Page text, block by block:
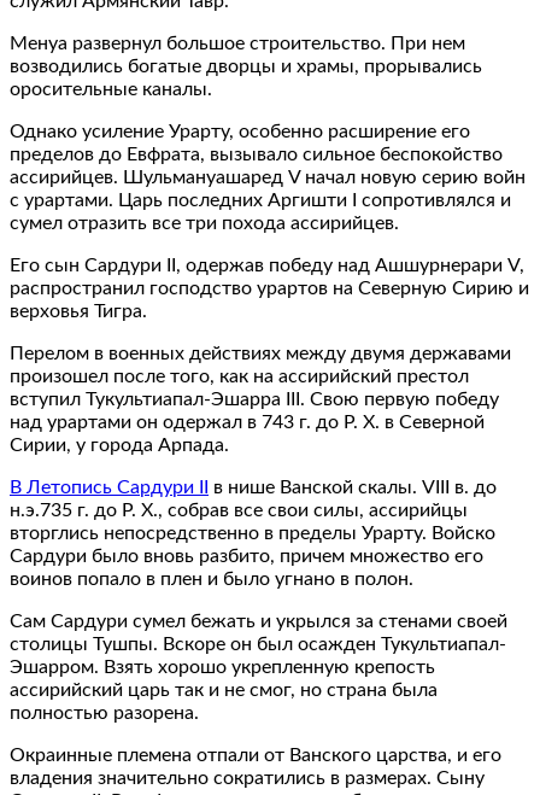
Менуа развернул большое строительство. При нем
возводились богатые дворцы и храмы, прорывались
оросительные каналы.
Однако усиление Урарту, особенно расширение его
пределов до Евфрата, вызывало сильное беспокойство
ассирийцев. Шульмануашаред V начал новую серию войн
с урартами. Царь последних Аргишти I сопротивлялся и
сумел отразить все три похода ассирийцев.
Его сын Сардури II, одержав победу над Ашшурнерари V,
распространил господство урартов на Северную Сирию и
верховья Тигра.
Перелом в военных действиях между двумя державами
произошел после того, как на ассирийский престол
вступил Тукультиапал-Эшарра III. Свою первую победу
над урартами он одержал в 743 г. до Р. Х. в Северной
Сирии, у города Арпада.
В Летопись Сардури II
в нише Ванской скалы. VIII в. до
н.э.735 г. до Р. Х., собрав все свои силы, ассирийцы
вторглись непосредственно в пределы Урарту. Войско
Сардури было вновь разбито, причем множество его
воинов попало в плен и было угнано в полон.
Сам Сардури сумел бежать и укрылся за стенами своей
столицы Тушпы. Вскоре он был осажден Тукультиапал-
Эшарром. Взять хорошо укрепленную крепость
ассирийский царь так и не смог, но страна была
полностью разорена.
Окраинные племена отпали от Ванского царства, и его
владения значительно сократились в размерах. Сыну